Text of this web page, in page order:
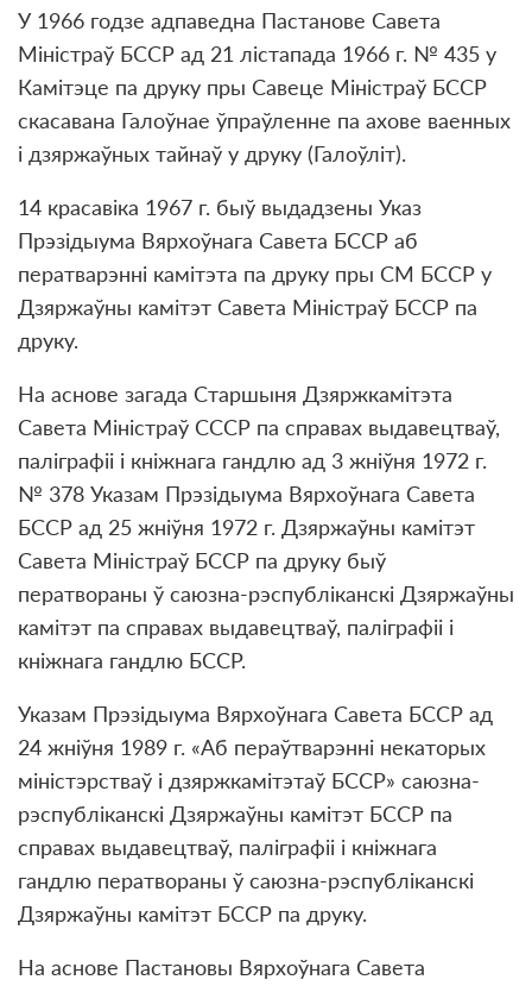
У 1966 годзе адпаведна Пастанове Савета
Міністраў БССР ад 21 лістапада 1966 г. № 435 у
Камітэце па друку пры Савеце Міністраў БССР
скасавана Галоўнае ўпраўленне па ахове ваенных
і дзяржаўных тайнаў у друку (Галоўліт).
14 красавіка 1967 г. быў выдадзены Указ
Прэзідыума Вярхоўнага Савета БССР аб
ператварэнні камітэта па друку пры СМ БССР у
Дзяржаўны камітэт Савета Міністраў БССР па
друку.
На аснове загада Старшыня Дзяржкамітэта
Савета Міністраў СССР па справах выдавецтваў,
паліграфіі і кніжнага гандлю ад 3 жніўня 1972 г.
№ 378 Указам Прэзідыума Вярхоўнага Савета
БССР ад 25 жніўня 1972 г. Дзяржаўны камітэт
Савета Міністраў БССР па друку быў
ператвораны ў саюзна-рэспубліканскі Дзяржаўны
камітэт па справах выдавецтваў, паліграфіі і
кніжнага гандлю БССР.
Указам Прэзідыума Вярхоўнага Савета БССР ад
24 жніўня 1989 г. «Аб пераўтварэнні некаторых
міністэрстваў і дзяржкамітэтаў БССР» саюзна-
рэспубліканскі Дзяржаўны камітэт БССР па
справах выдавецтваў, паліграфіі і кніжнага
гандлю ператвораны ў саюзна-рэспубліканскі
Дзяржаўны камітэт БССР па друку.
На аснове Пастановы Вярхоўнага Савета